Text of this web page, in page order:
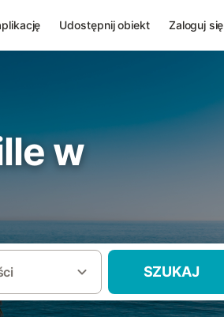
Udostępnij obiekt Zaloguj się
w
SZUKAJ